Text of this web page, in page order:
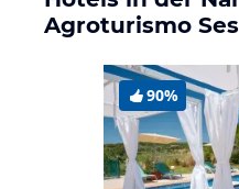
Agroturismo
90%